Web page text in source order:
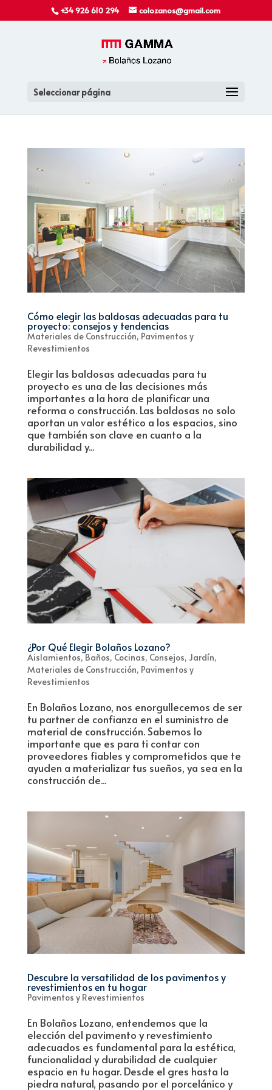
+34 926 610 294 colozanos@gmail.com
Seleccionar página
Cómo elegir las baldosas adecuadas para tu
proyecto: consejos y tendencias
Materiales de Construcción, Pavimentos y
Revestimientos
Elegir las baldosas adecuadas para tu
proyecto es una de las decisiones más
importantes a la hora de planificar una
reforma o construcción. Las baldosas no solo
aportan un valor estético a los espacios, sino
que también son clave en cuanto a la
durabilidad y...
¿Por Qué Elegir Bolaños Lozano?
Aislamientos,Baños, Cocinas, Consejos, Jardín,
Materiales de Construcción, Pavimentos y
Revestimientos
En Bolaños Lozano, nos enorgullecemos de ser
tu partner de confianza en el suministro de
material de construcción. Sabemos lo
importante que es para ti contar con
proveedores fiables y comprometidos que te
ayuden a materializar tus sueños, ya sea en la
construcción de...
Descubre la versatilidad de los pavimentos y
revestimientos en tu hogar
Pavimentos y Revestimientos
En Bolaños Lozano, entendemos que la
elección del pavimento y revestimiento
adecuados es fundamental para la estética,
funcionalidad y durabilidad de cualquier
espacio en tu hogar. Desde el gres hasta la
piedra natural, pasando por el porcelánico y